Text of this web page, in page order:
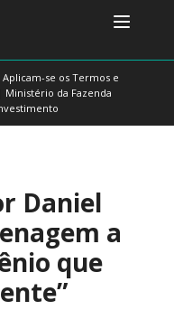
se os Termos e
da Fazenda
Daniel
a
que